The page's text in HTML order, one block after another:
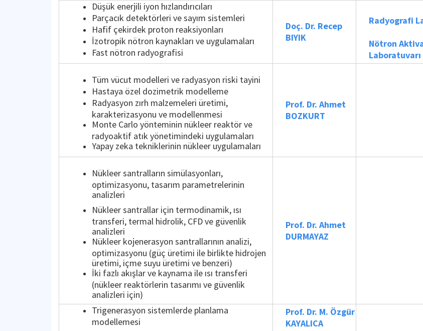
Düşük enerjili iyon hızlandırıcıları
Parçacık detektörleri ve sayım sistemleri
Hafif çekirdek proton reaksiyonları
İzotropik nötron kaynakları ve uygulamaları
Fast nötron radyografisi
Doç. Dr. Recep
BIYIK
Radyografi
Nötron
Laboratuvarı
Tüm vücut modelleri ve radyasyon riski tayini
Hastaya özel dozimetrik modelleme
Radyasyon zırh malzemeleri üretimi,
karakterizasyonu ve modellenmesi
Monte Carlo yönteminin nükleer reaktör ve
radyoaktif atık yönetimindeki uygulamaları
Yapay zeka tekniklerinin nükleer uygulamaları
Prof. Dr. Ahmet
BOZKURT
Nükleer santralların simülasyonları,
optimizasyonu, tasarım parametrelerinin
analizleri
Nükleer santrallar için termodinamik, ısı
transferi, termal hidrolik, CFD ve güvenlik
analizleri
Nükleer kojenerasyon santrallarının analizi,
optimizasyonu (güç üretimi ile birlikte hidrojen
üretimi, içme suyu üretimi ve benzeri)
İki fazlı akışlar ve kaynama ile ısı transferi
(nükleer reaktörlerin tasarımı ve güvenlik
analizleri için)
Prof. Dr. Ahmet
DURMAYAZ
Trigenerasyon sistemlerde planlama
modellemesi
Prof. Dr. M. Özgür
KAYALICA